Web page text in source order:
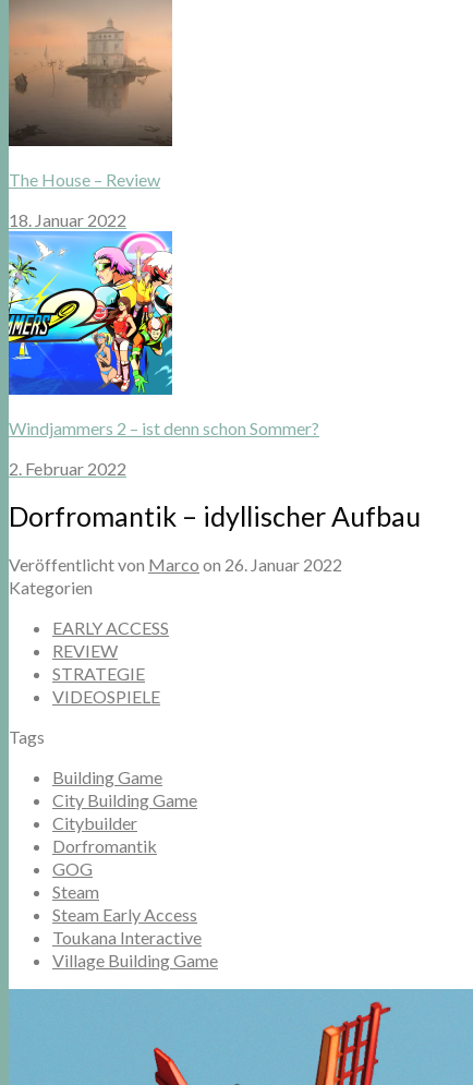
The House – Review
18. Januar 2022
Windjammers 2 – ist denn schon Sommer?
2. Februar 2022
Dorfromantik – idyllischer Aufbau
Veröffentlicht von Marco on 26. Januar 2022
Kategorien
EARLY ACCESS
REVIEW
STRATEGIE
VIDEOSPIELE
Tags
Building Game
City Building Game
Citybuilder
Dorfromantik
GOG
Steam
Steam Early Access
Toukana Interactive
Village Building Game